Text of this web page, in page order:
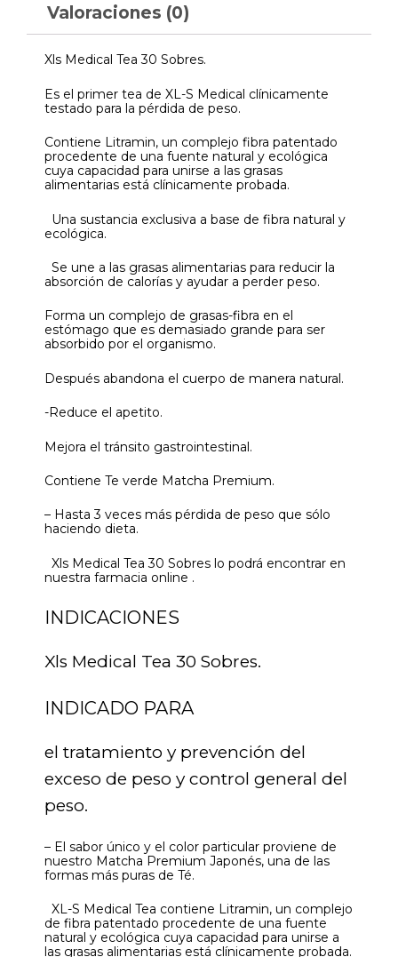
Valoraciones (0)
Xls Medical Tea 30 Sobres.
Es el primer tea de XL-S Medical clínicamente
testado para la pérdida de peso.
Contiene Litramin, un complejo fibra patentado
procedente de una fuente natural y ecológica
cuya capacidad para unirse a las grasas
alimentarias está clínicamente probada.
Una sustancia exclusiva a base de fibra natural y
ecológica.
Se une a las grasas alimentarias para reducir la
absorción de calorías y ayudar a perder peso.
Forma un complejo de grasas-fibra en el
estómago que es demasiado grande para ser
absorbido por el organismo.
Después abandona el cuerpo de manera natural.
-Reduce el apetito.
Mejora el tránsito gastrointestinal.
Contiene Te verde Matcha Premium.
– Hasta 3 veces más pérdida de peso que sólo
haciendo dieta.
Xls Medical Tea 30 Sobres lo podrá encontrar en
nuestra farmacia online .
INDICACIONES
Xls Medical Tea 30 Sobres.
INDICADO PARA
el tratamiento y prevención del
exceso de peso y control general del
peso.
– El sabor único y el color particular proviene de
nuestro Matcha Premium Japonés, una de las
formas más puras de Té.
XL-S Medical Tea contiene Litramin, un complejo
de fibra patentado procedente de una fuente
natural y ecológica cuya capacidad para unirse a
las grasas alimentarias está clínicamente probada.